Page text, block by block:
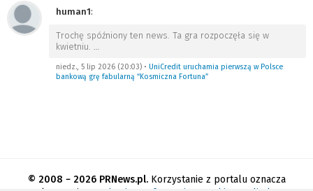
human1:
Trochę spóźniony ten news. Ta gra rozpoczęła się w
kwietniu. …
niedz., 5 lip 2026 (20:03) • UniCredit uruchamia pierwszą w Polsce
bankową grę fabularną “Kosmiczna Fortuna”
© 2008 − 2026 PRNews.pl.Korzystanie z portalu oznacza